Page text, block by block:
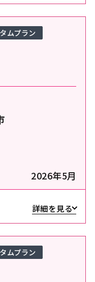
2026年5月
ムプラン
詳細を見る
ムプラン